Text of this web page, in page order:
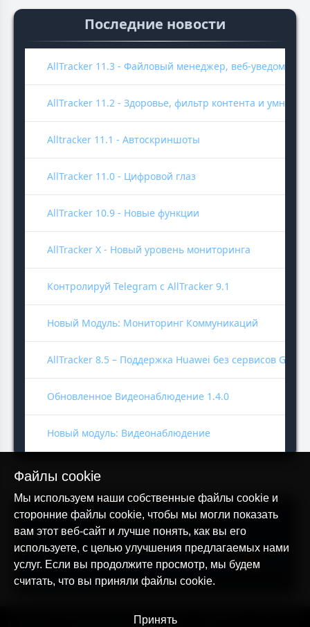
Последние новости
AllTracker 11.3 - Файловый менеджер, веб-
AllTracker 11.2 - Здоровье, фильтр контента и умные
Alltracker 11.1 - Автоскриншоты
AllTracker 11.0 - Цифровой глаз
AllTracker 10.9 - Новые функции
AllTracker X - Новый уровень мониторинга
Контролируй Telegram с AllTracker 9.1
Новый Модуль: Мониторинг Коммуникаций
AllTracker 8.5 – Поддержка Huawei без сервисов
Обновленное Видеонаблюдение 1.4.0
Новый модуль: Видеонаблюдение
История версий
Центр
Управления
Видеонаблюдение
© AllTracker 2014-2026, Все права сохранены
Файлы cookie
Мы используем наши собственные файлы cookie и
сторонние файлы cookie, чтобы мы могли показать
вам этот веб-сайт и лучше понять, как вы его
используете, с целью улучшения предлагаемых нами
услуг. Если вы продолжите просмотр, мы будем
считать, что вы приняли файлы cookie.
Принять